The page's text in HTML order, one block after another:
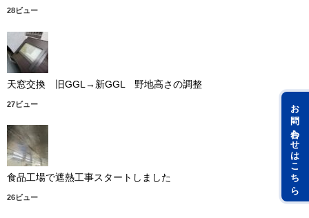
お問い合わせはこちら
28ビュー
天窓交換 旧GGL→新GGL 野地高さの調整
27ビュー
食品工場で遮熱工事スタートしました
26ビュー